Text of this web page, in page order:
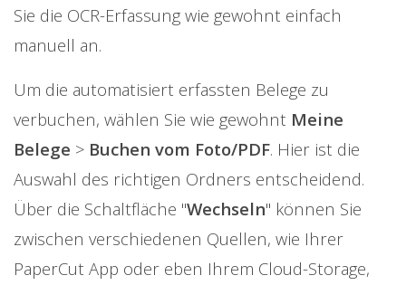
Sie die OCR-Erfassung wie gewohnt einfach
manuell an.
Um die automatisiert erfassten Belege zu
verbuchen, wählen Sie wie gewohnt Meine
Belege > Buchen vom Foto/PDF. Hier ist die
Auswahl des richtigen Ordners entscheidend.
Über die Schaltfläche "Wechseln" können Sie
zwischen verschiedenen Quellen, wie Ihrer
PaperCut App oder eben Ihrem Cloud-Storage,